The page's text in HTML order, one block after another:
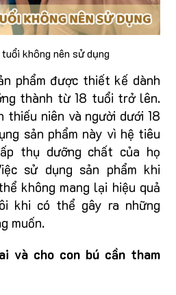
không nên sử dụng
phẩm được thiết kế dành
thành từ 18 tuổi trở lên.
thiếu niên và người dưới 18
sản phẩm này vì hệ tiêu
thụ dưỡng chất của họ
sử dụng sản phẩm khi
không mang lại hiệu quả
khi có thể gây ra những
muốn.
và cho con bú cần tham